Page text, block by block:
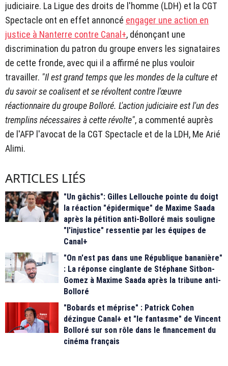
judiciaire. La Ligue des droits de l'homme (LDH) et la CGT
Spectacle ont en effet annoncé engager une action en
justice à Nanterre contre Canal+, dénonçant une
discrimination du patron du groupe envers les signataires
de cette fronde, avec qui il a affirmé ne plus vouloir
travailler. "Il est grand temps que les mondes de la culture et
du savoir se coalisent et se révoltent contre l'œuvre
réactionnaire du groupe Bolloré. L'action judiciaire est l'un des
tremplins nécessaires à cette révolte", a commenté auprès
de l'AFP l'avocat de la CGT Spectacle et de la LDH, Me Arié
Alimi.
ARTICLES LIÉS
"Un gâchis": Gilles Lellouche pointe du doigt
la réaction "épidermique" de Maxime Saada
après la pétition anti-Bolloré mais souligne
"l'injustice" ressentie par les équipes de
Canal+
"On n'est pas dans une République bananière"
: La réponse cinglante de Stéphane Sitbon-
Gomez à Maxime Saada après la tribune anti-
Bolloré
"Bobards et méprise" : Patrick Cohen
dézingue Canal+ et "le fantasme" de Vincent
Bolloré sur son rôle dans le financement du
cinéma français